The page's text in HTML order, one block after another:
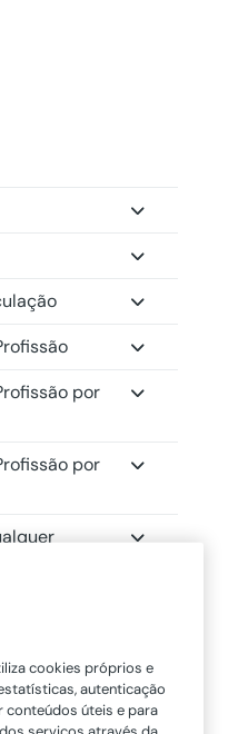
por
por
por
cookies próprios e
autenticação
conteúdos úteis e para